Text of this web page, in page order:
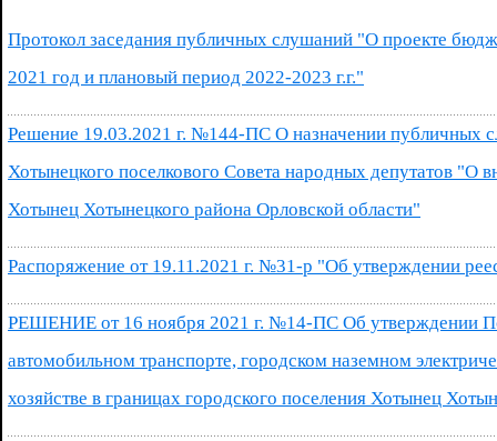
Протокол заседания публичных слушаний "О проекте
2021 год и плановый период 2022-2023 г.г."
Решение 19.03.2021 г. №144-ПС О назначении публичных
Хотынецкого поселкового Совета народных депутатов "О
Хотынец Хотынецкого района Орловской области"
Распоряжение от 19.11.2021 г. №31-р "Об утверждении
РЕШЕНИЕ от 16 ноября 2021 г. №14-ПС Об утверждении
автомобильном транспорте, городском наземном
хозяйстве в границах городского поселения Хотынец